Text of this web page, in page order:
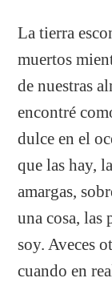
La tierra
muertos
de nuestras
encontré
dulce en el
que las hay,
amargas,
una cosa, las
soy. Aveces
cuando en